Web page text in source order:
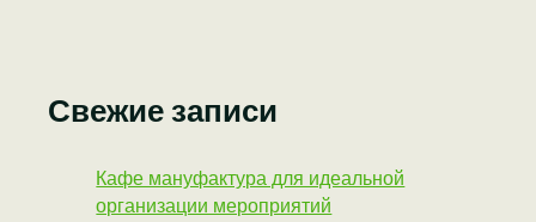
Свежие записи
Кафе мануфактура для идеальной
организации мероприятий